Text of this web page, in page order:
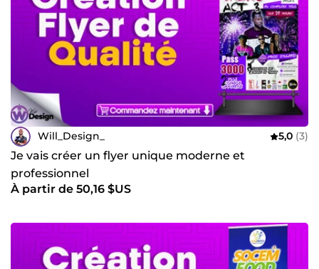
Will_Design_ 5,0 (3)
Je vais créer un flyer unique moderne et
professionnel
À partir de 50,16 $US